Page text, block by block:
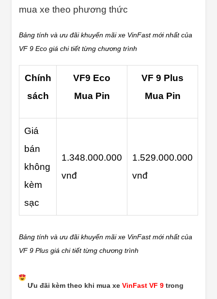
mua xe theo phương thức
Bảng tính và ưu đãi khuyến mãi xe VinFast mới nhất của
VF 9 Eco giá chi tiết từng chương trình
Chính
sách
VF9 Eco
Mua Pin
VF 9 Plus
Mua Pin
Giá
bán
không
kèm
sạc
1.348.000.000
vnđ
1.529.000.000
vnđ
Bảng tính và ưu đãi khuyến mãi xe VinFast mới nhất của
VF 9 Plus giá chi tiết từng chương trình
Ưu đãi kèm theo khi mua xe VinFast VF 9 trong